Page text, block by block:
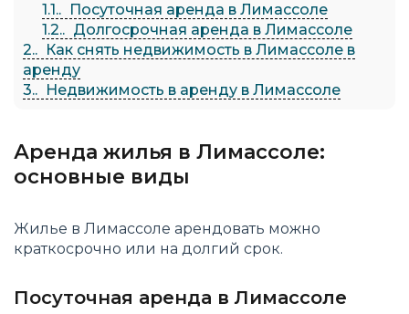
1.1.
Посуточная аренда в Лимассоле
1.2.
Долгосрочная аренда в Лимассоле
2.
Как снять недвижимость в Лимассоле в
аренду
3.
Недвижимость в аренду в Лимассоле
Аренда жилья в Лимассоле:
основные виды
Жилье в Лимассоле арендовать можно
краткосрочно или на долгий срок.
Посуточная аренда в Лимассоле